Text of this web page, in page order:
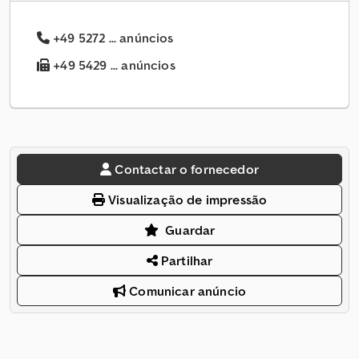
+49 5272 ... anúncios
+49 5429 ... anúncios
Contactar o fornecedor
Visualização de impressão
Guardar
Partilhar
Comunicar anúncio